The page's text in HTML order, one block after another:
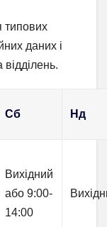
типових
даних і
Сб Нд
Вихідний
або 9:00-
14:00